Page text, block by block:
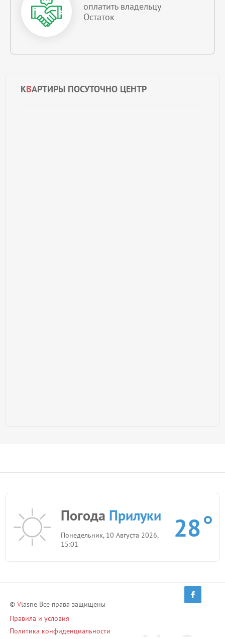
КВАРТИРЫ ПОСУТОЧНО ЦЕНТР
оплатить владельцу
Остаток
Погода Прилуки
Понедельник, 10 Августа 2026,
15:01
28
© Vlasne Все права защищены
Правила и условия
Политика конфиденциальности